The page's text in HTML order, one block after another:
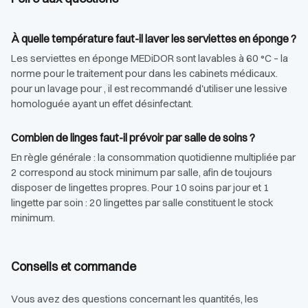
À quelle température faut-il laver les serviettes en éponge ?
Les serviettes en éponge MEDiDOR sont lavables à 60 °C – la
norme pour le traitement pour dans les cabinets médicaux.
pour un lavage pour , il est recommandé d'utiliser une lessive
homologuée ayant un effet désinfectant.
Combien de linges faut-il prévoir par salle de soins ?
En règle générale : la consommation quotidienne multipliée par
2 correspond au stock minimum par salle, afin de toujours
disposer de lingettes propres. Pour 10 soins par jour et 1
lingette par soin : 20 lingettes par salle constituent le stock
minimum.
Conseils et commande
Vous avez des questions concernant les quantités, les